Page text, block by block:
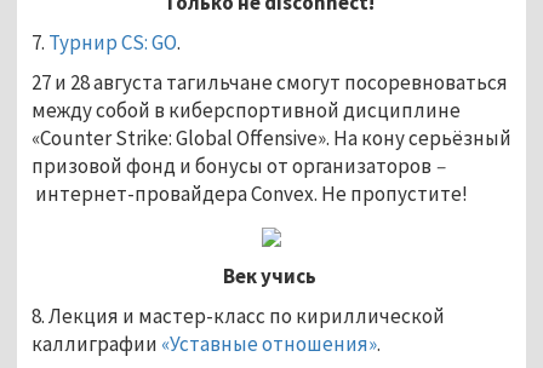
7. Турнир CS: GO.
27 и 28 августа тагильчане смогут посоревноваться
между собой в киберспортивной дисциплине
«Counter Strike: Global Offensive». На кону серьёзный
призовой фонд и бонусы от организаторов –
интернет-провайдера Convex. Не пропустите!
Век учись
8. Лекция и мастер-класс по кириллической
каллиграфии «Уставные отношения».